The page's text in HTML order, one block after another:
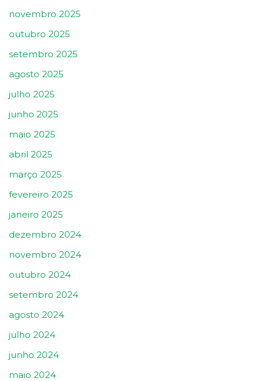
novembro 2025
outubro 2025
setembro 2025
agosto 2025
julho 2025
junho 2025
maio 2025
abril 2025
março 2025
fevereiro 2025
janeiro 2025
dezembro 2024
novembro 2024
outubro 2024
setembro 2024
agosto 2024
julho 2024
junho 2024
maio 2024